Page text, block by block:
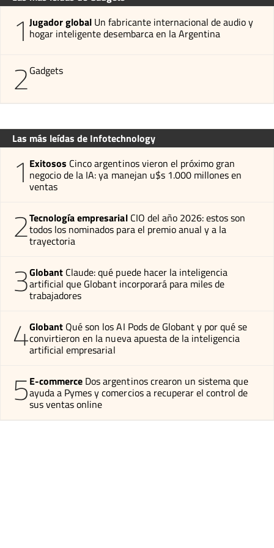
1 Jugador global Un fabricante internacional de audio y
hogar inteligente desembarca en la Argentina
2Gadgets
Las más leídas de Infotechnology
1 Exitosos Cinco argentinos vieron el próximo gran
negocio de la IA: ya manejan u$s 1.000 millones en
ventas
2Tecnología empresarial CIO del año 2026: estos son
todos los nominados para el premio anual y a la
trayectoria
3Globant Claude: qué puede hacer la inteligencia
artificial que Globant incorporará para miles de
trabajadores
4Globant Qué son los AI Pods de Globant y por qué se
convirtieron en la nueva apuesta de la inteligencia
artificial empresarial
5E-commerce Dos argentinos crearon un sistema que
ayuda a Pymes y comercios a recuperar el control de
sus ventas online